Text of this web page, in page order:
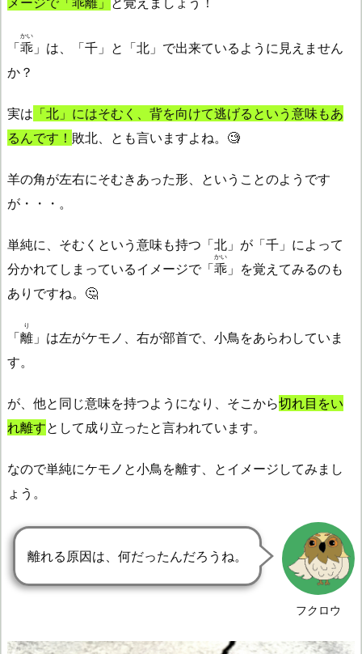
「乖
かい
」は、「千」と「北」で出来ているように見えません
か？
実は 「北」にはそむく、背を向けて逃げるという意味もあ
るんです！ 敗北、とも言いますよね。🧐
羊の角が左右にそむきあった形、ということのようです
が・・・。
単純に、そむくという意味も持つ「北」が「千」によって
分かれてしまっているイメージで「乖
かい
」を覚えてみるのも
ありですね。🤔
「離
り
」は左がケモノ、右が部首で、小鳥をあらわしていま
す。
が、他と同じ意味を持つようになり、そこから切れ目をい
れ離すとして成り立ったと言われています。
なので単純にケモノと小鳥を離す、とイメージしてみまし
ょう。
フクロウ
離れる原因は、何だったんだろうね。